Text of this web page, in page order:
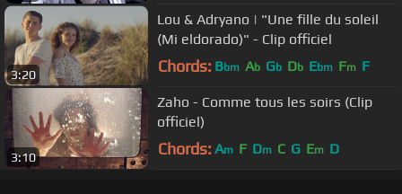
3:20
Lou & Adryano | "Une fille du soleil
(Mi eldorado)" - Clip officiel
Chords: Bbm Ab Gb Db Ebm Fm F
3:10
Zaho - Comme tous les soirs (Clip
officiel)
Chords: Am F Dm C G Em D